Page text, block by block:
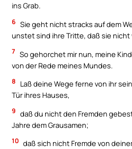
ins Grab.
6 Sie geht nicht stracks auf dem
unstet sind ihre Tritte, daß sie nicht
7 So gehorchet mir nun, meine
von der Rede meines Mundes.
8
Laß deine Wege ferne von ihr
Tür ihres Hauses,
9 daß du nicht den Fremden
Jahre dem Grausamen;
10 daß sich nicht Fremde von